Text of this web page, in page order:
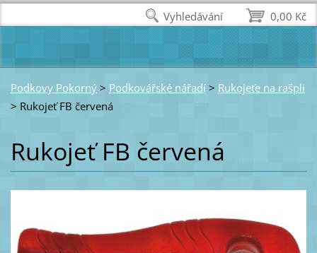
Podkovy Pokorný > Podkovářské nářadí > Rukojeťe na rašpli
> Rukojeť FB červená
Rukojeť FB červená
0,00 Kč
Vyhledávání